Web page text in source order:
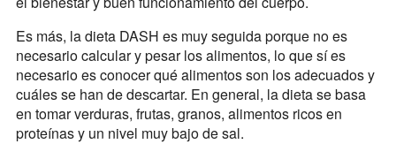
Es más, la dieta DASH es muy seguida porque no es
necesario calcular y pesar los alimentos, lo que sí es
necesario es conocer qué alimentos son los adecuados y
cuáles se han de descartar. En general, la dieta se basa
en tomar verduras, frutas, granos, alimentos ricos en
proteínas y un nivel muy bajo de sal.